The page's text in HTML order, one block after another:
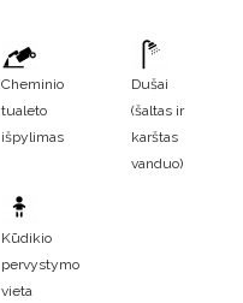
Cheminio
tualeto
išpylimas
Dušai
(šaltas ir
karštas
vanduo)
Kūdikio
pervystymo
vieta